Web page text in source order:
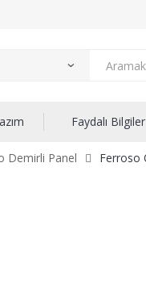
Faydalı Bilgiler
Demirli Panel Ferroso